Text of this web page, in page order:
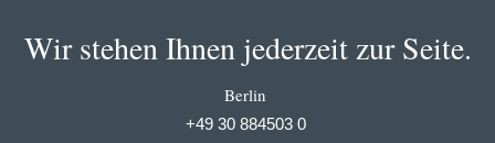
Wir stehen Ihnen jederzeit zur Seite.
Berlin
+49 30 884503 0